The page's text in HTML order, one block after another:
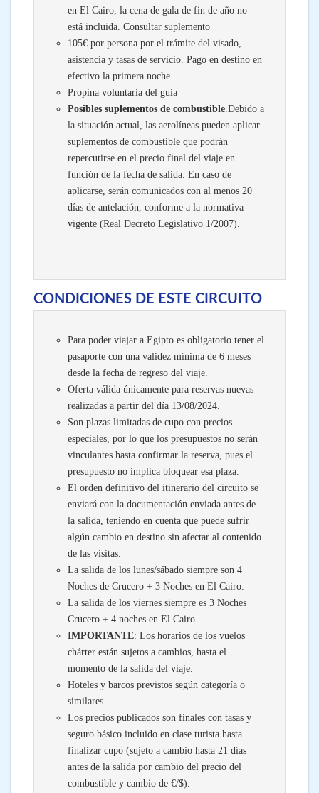
en El Cairo, la cena de gala de fin de año no
está incluida. Consultar suplemento
105€ por persona por el trámite del visado,
asistencia y tasas de servicio. Pago en destino en
efectivo la primera noche
Propina voluntaria del guía
Posibles suplementos de combustible.Debido a
la situación actual, las aerolíneas pueden aplicar
suplementos de combustible que podrán
repercutirse en el precio final del viaje en
función de la fecha de salida. En caso de
aplicarse, serán comunicados con al menos 20
días de antelación, conforme a la normativa
vigente (Real Decreto Legislativo 1/2007).
CONDICIONES DE ESTE CIRCUITO
Para poder viajar a Egipto es obligatorio tener el
pasaporte con una validez mínima de 6 meses
desde la fecha de regreso del viaje.
Oferta válida únicamente para reservas nuevas
realizadas a partir del día 13/08/2024.
Son plazas limitadas de cupo con precios
especiales, por lo que los presupuestos no serán
vinculantes hasta confirmar la reserva, pues el
presupuesto no implica bloquear esa plaza.
El orden definitivo del itinerario del circuito se
enviará con la documentación enviada antes de
la salida, teniendo en cuenta que puede sufrir
algún cambio en destino sin afectar al contenido
de las visitas.
La salida de los lunes/sábado siempre son 4
Noches de Crucero + 3 Noches en El Cairo.
La salida de los viernes siempre es 3 Noches
Crucero + 4 noches en El Cairo.
IMPORTANTE: Los horarios de los vuelos
chárter están sujetos a cambios, hasta el
momento de la salida del viaje.
Hoteles y barcos previstos según categoría o
similares.
Los precios publicados son finales con tasas y
seguro básico incluido en clase turista hasta
finalizar cupo (sujeto a cambio hasta 21 días
antes de la salida por cambio del precio del
combustible y cambio de €/$).